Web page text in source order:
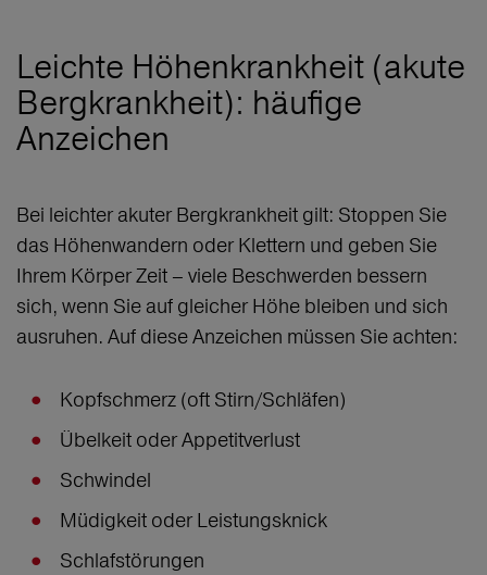
Leichte Höhenkrankheit (akute
Bergkrankheit): häufige
Anzeichen
Bei leichter akuter Bergkrankheit gilt: Stoppen Sie
das Höhenwandern oder Klettern und geben Sie
Ihrem Körper Zeit – viele Beschwerden bessern
sich, wenn Sie auf gleicher Höhe bleiben und sich
ausruhen. Auf diese Anzeichen müssen Sie achten:
Kopfschmerz (oft Stirn/Schläfen)
Übelkeit oder Appetitverlust
Schwindel
Müdigkeit oder Leistungsknick
Schlafstörungen